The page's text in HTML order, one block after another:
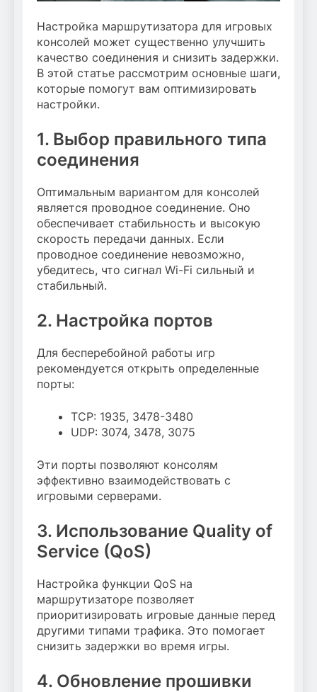
Настройка маршрутизатора для игровых
консолей может существенно улучшить
качество соединения и снизить задержки.
В этой статье рассмотрим основные шаги,
которые помогут вам оптимизировать
настройки.
1. Выбор правильного типа
соединения
Оптимальным вариантом для консолей
является проводное соединение. Оно
обеспечивает стабильность и высокую
скорость передачи данных. Если
проводное соединение невозможно,
убедитесь, что сигнал Wi-Fi сильный и
стабильный.
2. Настройка портов
Для бесперебойной работы игр
рекомендуется открыть определенные
порты:
TCP: 1935, 3478-3480
UDP: 3074, 3478, 3075
Эти порты позволяют консолям
эффективно взаимодействовать с
игровыми серверами.
3. Использование Quality of
Service (QoS)
Настройка функции QoS на
маршрутизаторе позволяет
приоритизировать игровые данные перед
другими типами трафика. Это помогает
снизить задержки во время игры.
4. Обновление прошивки